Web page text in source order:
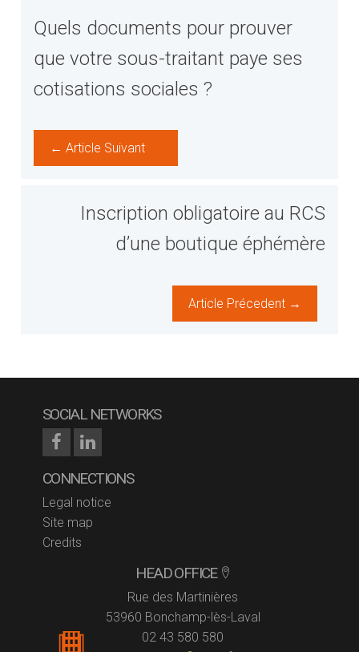
Quels documents pour prouver
que votre sous-traitant paye ses
cotisations sociales ?
← Article Suivant
Inscription obligatoire au RCS
d’une boutique éphémère
Article Précedent →
SOCIAL NETWORKS
CONNECTIONS
Legal notice
Site map
Credits
HEAD OFFICE
Rue des Martinières
53960 Bonchamp-lès-Laval
02 43 580 580